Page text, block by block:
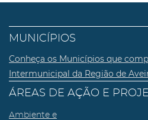
MUNICÍPIOS
Conheça os Municípios que
Intermunicipal da Região de
ÁREAS DE AÇÃO E
Ambiente e